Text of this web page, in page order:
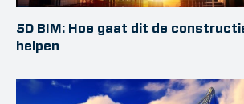
5D BIM: Hoe gaat dit de
helpen